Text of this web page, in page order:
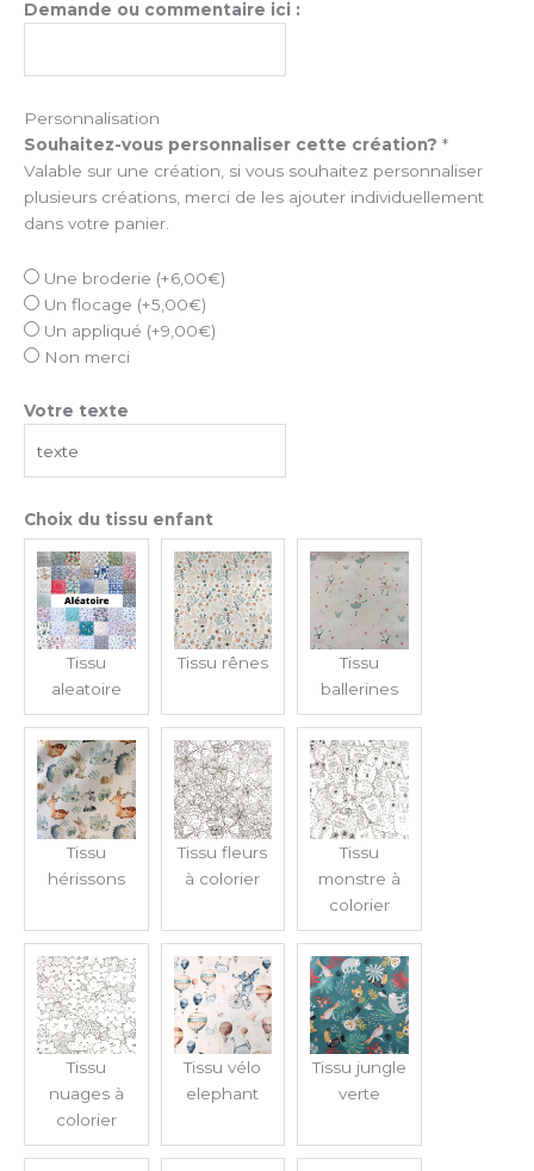
Demande ou commentaire ici :
Personnalisation
Souhaitez-vous personnaliser cette création? *
Valable sur une création, si vous souhaitez personnaliser
plusieurs créations, merci de les ajouter individuellement
dans votre panier.
Une broderie (+6,00€)
Un flocage (+5,00€)
Un appliqué (+9,00€)
Non merci
Votre texte
Choix du tissu enfant
Tissu
aleatoire
Tissu rênes
Tissu
ballerines
Tissu
hérissons
Tissu fleurs
à colorier
Tissu
monstre à
colorier
Tissu
nuages à
colorier
Tissu vélo
elephant
Tissu jungle
verte